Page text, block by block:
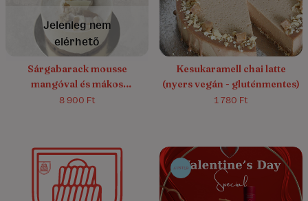
4.6/5
(14)
Jelenleg nem
elérhető
Sárgabarack mousse
mangóval és mákos
vaníliakrémmel
8 900 Ft
5.0/5 (4)
Kesukaramell chai latte
(nyers vegán - gluténmentes)
1 780 Ft
4.2/5 (5)